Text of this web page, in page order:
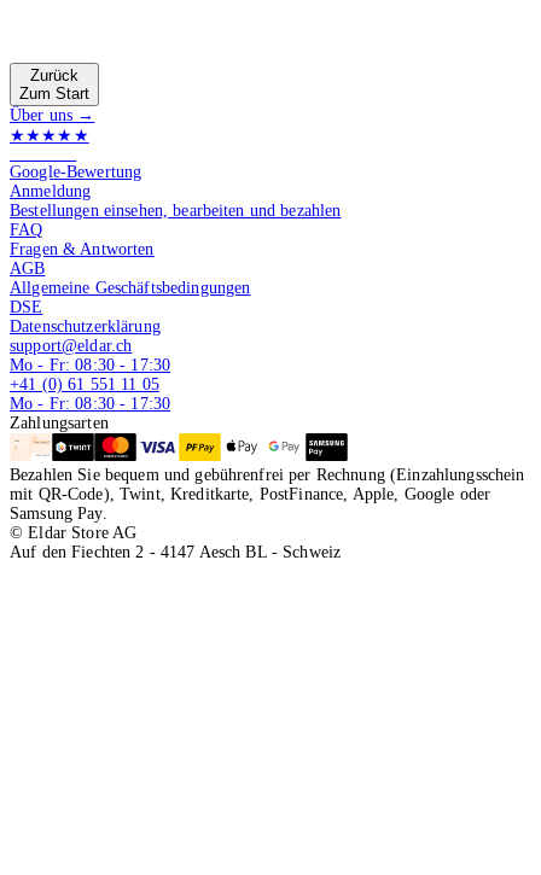
Zurück
Zum Start
Über uns →
★★★★★
Google-Bewertung
Anmeldung
Bestellungen einsehen, bearbeiten und bezahlen
FAQ
Fragen & Antworten
AGB
Allgemeine Geschäftsbedingungen
DSE
Datenschutzerklärung
support@eldar.ch
Mo - Fr: 08:30 - 17:30
+41 (0) 61 551 11 05
Mo - Fr: 08:30 - 17:30
Zahlungsarten
Bezahlen Sie bequem und gebührenfrei per Rechnung (Einzahlungsschein
mit QR-Code), Twint, Kreditkarte, PostFinance, Apple, Google oder
Samsung Pay.
© Eldar Store AG
Auf den Fiechten 2 - 4147 Aesch BL - Schweiz